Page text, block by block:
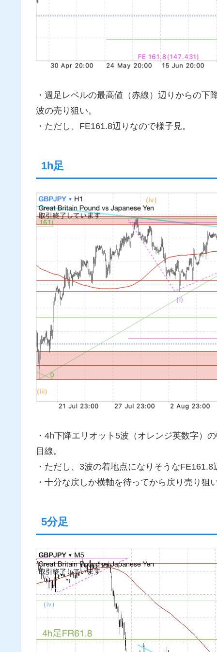
・週足レベルの最高値（赤線）辺りからの
波の売り狙い。
・ただし、FE161.8辺りなので様子見。
1h足
・4h下降エリオット5波（オレンジ英数字）
目線。
・ただし、3波の着地点になりそうな
・十分な戻しか横軸を待ってから戻り売り狙
5分足